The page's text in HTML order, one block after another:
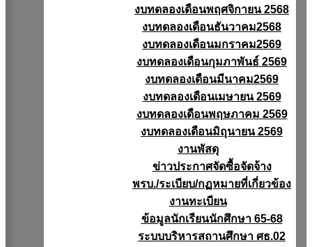
งบทดลองเดือนพฤศจิกายน 2568
งบทดลองเดือนธันวาคม2568
งบทดลองเดือนมกราคม2569
งบทดลองเดือนกุมภาพันธ์ 2569
งบทดลองเดือนมีนาคม2569
งบทดลองเดือนเมษายน 2569
งบทดลองเดือนพฤษภาคม 2569
งบทดลองเดือนมิถุนายน 2569
งานพัสดุ
ข่าวประกาศจัดซื้อจัดจ้าง
พรบ./ระเบียบ/กฏหมายที่เกี่ยวข้อง
งานทะเบียน
ข้อมูลนักเรียนนักศึกษา 65-68
ระบบบริหารสถานศึกษา ศธ.02